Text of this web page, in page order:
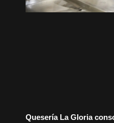
Quesería La Gloria